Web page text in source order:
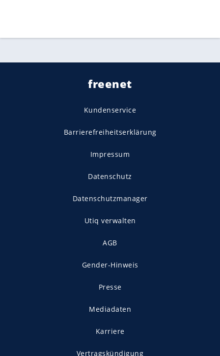
freenet
Kundenservice
Barrierefreiheitserklärung
Impressum
Datenschutz
Datenschutzmanager
Utiq verwalten
AGB
Gender-Hinweis
Presse
Mediadaten
Karriere
Vertragskündigung